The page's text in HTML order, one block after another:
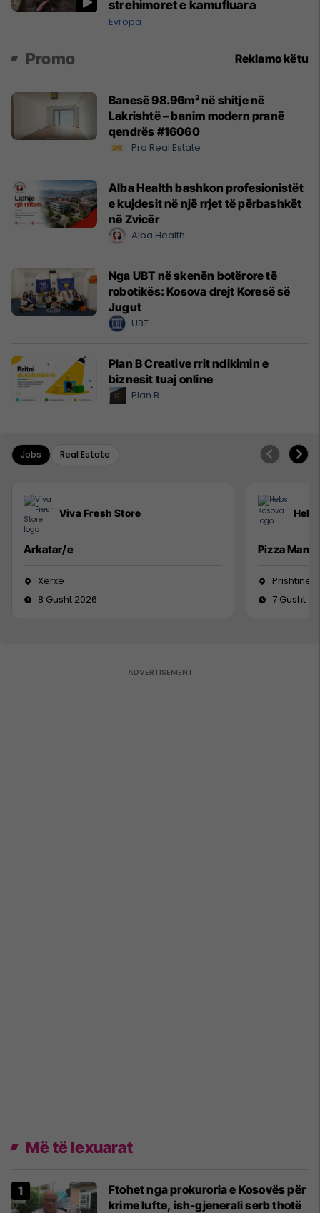
strehimoret e kamufluara
Evropa
Promo Reklamo këtu
Banesë 98.96m² në shitje në
Lakrishtë – banim modern pranë
qendrës #16060
Pro Real Estate
Alba Health bashkon profesionistët
e kujdesit në një rrjet të përbashkët
në Zvicër
Alba Health
Nga UBT në skenën botërore të
robotikës: Kosova drejt Koresë së
Jugut
UBT
Plan B Creative rrit ndikimin e
biznesit tuaj online
Plan B
Jobs Real Estate
Viva Fresh Store
Arkatar/e
Xërxë
8 Gusht 2026
Pizza Man
Prishtinë
7 Gusht
Më të lexuarat
Ftohet nga prokuroria e Kosovës për
krime lufte, ish-gjenerali serb thotë